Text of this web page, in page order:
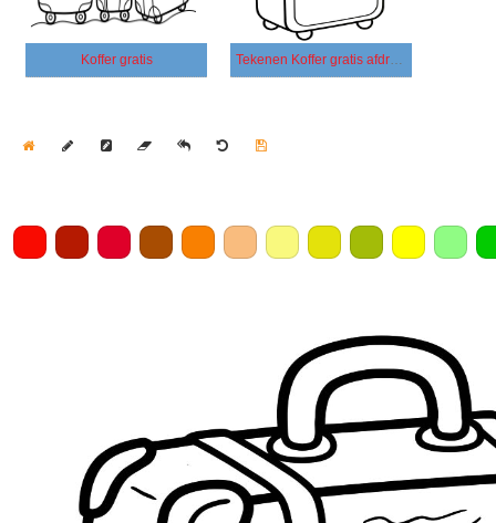
Koffer gratis Tekenen Koffer gratis afdrukbaar